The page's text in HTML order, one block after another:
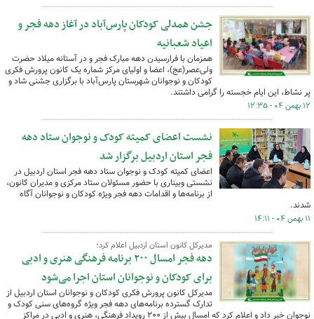
جشن همدلی کودکان پارس‌آباد در آغاز دهه فجر و
اعیاد شعبانیه
همزمان با فرارسیدن دهه مبارک فجر و در آستانه میلاد حضرت
ولی‌عصر(عج)، اعضا و اولیای مرکز شماره یک کانون پرورش فکری
کودکان و نوجوانان شهرستان پارس‌آباد با برگزاری جشنی شاد و
پر نشاط، این ایام خجسته را گرامی داشتند.
۱۲ بهمن ۰۴ - ۱۲:۳۵
نشست اعضای کمیته کودک و نوجوان ستاد دهه
فجر استان اردبیل برگزار شد
اعضای کمیته کودک و نوجوان ستاد دهه فجر استان اردبیل در
نشستی وبیناری با حضور مسئولان ستاد مرکزی و مدیران کانون،
از برنامه‌ها و اقدامات دهه فجر ویژه کودکان و نوجوانان آگاه
شدند.
۱۱ بهمن ۰۴ - ۱۴:۱۱
مدیرکل کانون استان اردبیل اعلام کرد؛
دهه فجر امسال ۲۰۰ برنامه فرهنگی هنری و ادبی
برای کودکان و نوجوانان استان اجرا می‌شود
مدیرکل کانون پرورش فکری کودکان و نوجوانان استان اردبیل از
تدارک گسترده برنامه‌های دهه فجر ویژه گروه‌های سنی کودک و
نوجوان خبر داد و اعلام کرد که امسال بیش از ۲۰۰ رویداد فرهنگی، هنری و ادبی در مراکز